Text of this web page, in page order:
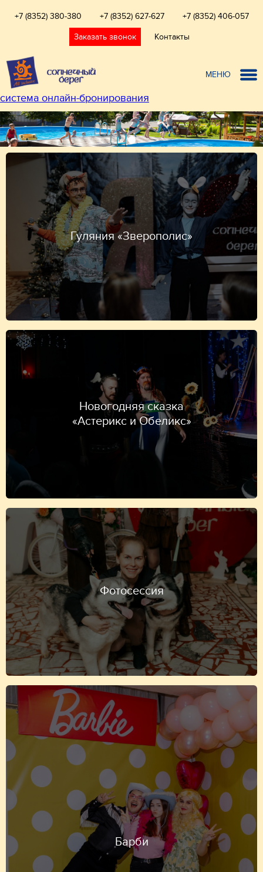
+7 (8352) 380-380 +7 (8352) 627-627 +7 (8352) 406-057
Заказать звонок Контакты
МЕНЮ
система онлайн-бронирования
Гуляния «Зверополис»
Новогодняя сказка
«Астерикс и Обеликс»
Фотосессия
Барби